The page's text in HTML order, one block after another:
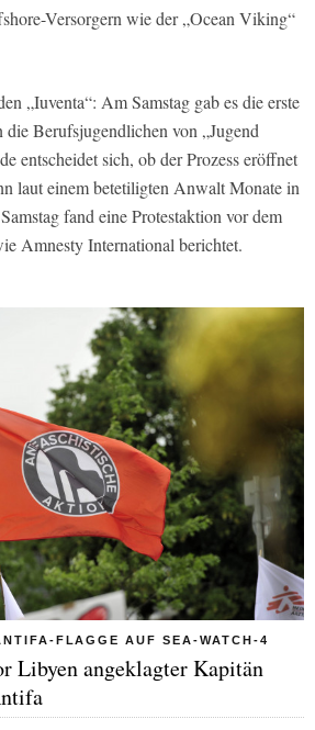
Versorgern wie der „Ocean Viking“
„Iuventa“: Am Samstag gab es die erste
Berufsjugendlichen von „Jugend
entscheidet sich, ob der Prozess eröffnet
laut einem betetiligten Anwalt Monate in
fand eine Protestaktion vor dem
Amnesty International berichtet.
FLAGGE AUF SEA-WATCH-4
Libyen angeklagter Kapitän